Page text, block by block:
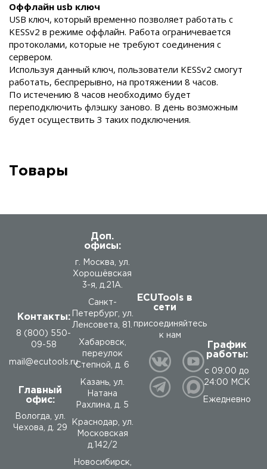
Оффлайн usb ключ
USB ключ, который временно позволяет работать с
KESSv2 в режиме оффлайн. Работа ограничевается
протоколами, которые не требуют соединения с
сервером.
Используя данный ключ, пользователи KESSv2 смогут
работать, беспрерывно, на протяжении 8 часов.
По истечению 8 часов необходимо будет
переподключить флэшку заново. В день возможным
будет осуществить 3 таких подключения.
Товары
Контакты:
8 (800) 550-
09-58
mail@ecutools.ru
Главный
офис:
Вологда, ул.
Чехова, д. 29
Доп.
офисы:
г. Москва, ул.
Хорошёвская
3-я, д.21А.
Санкт-
Петербург, ул.
Ленсовета, 81.
Хабаровск,
переулок
Степной, д. 6
Казань, ул.
Натана
Рахлина, д. 5
Краснодар, ул.
Московская
д.142/2
Новосибирск,
ECUTools в
сети
присоединяйтесь
к нам
График
работы:
с 09:00 до
24:00 МСК
Ежедневно